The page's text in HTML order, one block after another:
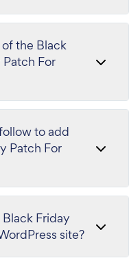
the Black
For
to add
Patch For
Friday
site?